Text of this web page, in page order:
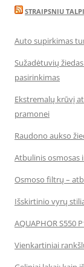
STRAIPSNIU
Auto supirkimas
Sužadėtuvių
pasirinkimas
Ekstremalų krūvį
pramonei
Raudono aukso
Atbulinis osmosas
Osmoso filtrų –
Išskirtinio vyrų
AQUAPHOR S550
Vienkartiniai